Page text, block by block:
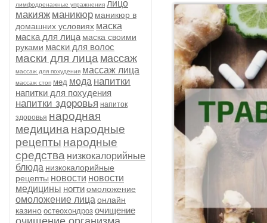
лимфодренажные упражнения лицо
макияж маникюр маникюр в
домашних условиях маска
маска для лица маска своими
руками маски для волос
маски для лица массаж
массаж для похудения массаж лица
массаж стоп мед мода напитки
напитки для похудения
напитки здоровья напиток
здоровья народная
медицина народные
рецепты народные
средства низкокалорийные
блюда низкокалорийные
рецепты новости новости
медицины ногтиомоложение
омоложение лица онлайн
казино остеохондроз очищение